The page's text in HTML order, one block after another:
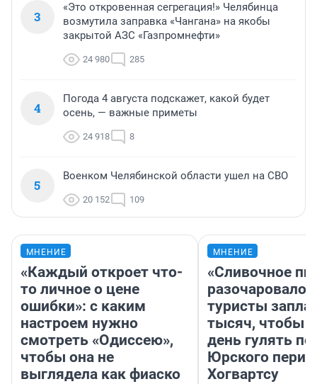
3
«Это откровенная сегрегация!» Челябинца
возмутила заправка «Чангана» на якобы
закрытой АЗС «Газпромнефти»
24 980 285
4
Погода 4 августа подскажет, какой будет
осень, — важные приметы
24 918 8
5
Военком Челябинской области ушел на СВО
20 152 109
МНЕНИЕ
«Каждый откроет что-
то личное о цене
ошибки»: с каким
настроем нужно
смотреть «Одиссею»,
чтобы она не
выглядела как фиаско
МНЕНИЕ
«Сливочное
разочаровало»:
туристы
тысяч, чтобы
день гулять по
Юрского
Хогвартсу